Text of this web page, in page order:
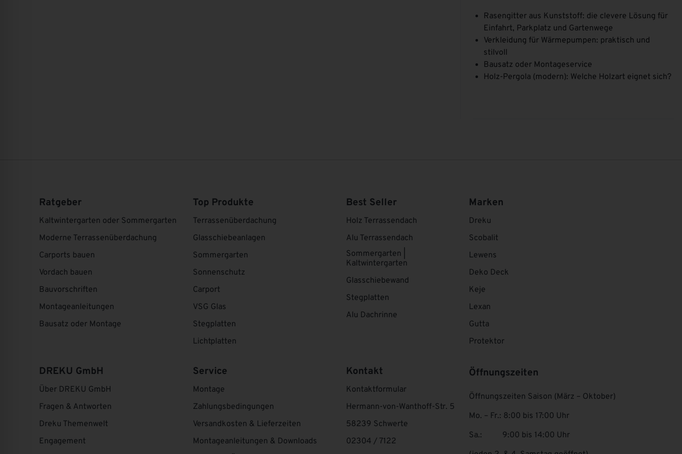
Rasengitter aus Kunststoff: die clevere Lösung für
Einfahrt, Parkplatz und Gartenwege
Verkleidung für Wärmepumpen: praktisch und
stilvoll
Bausatz oder Montageservice
Holz-Pergola (modern): Welche Holzart eignet sich?
Ratgeber
Kaltwintergarten oder Sommergarten
Moderne Terrassenüberdachung
Carports bauen
Vordach bauen
Bauvorschriften
Montageanleitungen
Bausatz oder Montage
Top Produkte
Terrassenüberdachung
Glasschiebeanlagen
Sommergarten
Sonnenschutz
Carport
VSG Glas
Stegplatten
Lichtplatten
Best Seller
Holz Terrassendach
Alu Terrassendach
Sommergarten |
Kaltwintergarten
Glasschiebewand
Stegplatten
Alu Dachrinne
Marken
Dreku
Scobalit
Lewens
Deko Deck
Keje
Lexan
Gutta
Protektor
DREKU GmbH
Über DREKU GmbH
Fragen & Antworten
Dreku Themenwelt
Engagement
Service
Montage
Zahlungsbedingungen
Versandkosten & Lieferzeiten
Montageanleitungen & Downloads
Kontakt
Kontaktformular
Hermann-von-Wanthoff-Str. 5
58239 Schwerte
02304 / 7122
Öffnungszeiten
Öffnungszeiten Saison (März – Oktober)
Mo. – Fr.: 8:00 bis 17:00 Uhr
Sa.: 9:00 bis 14:00 Uhr